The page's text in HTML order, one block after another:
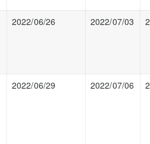
2022/06/26 2022/07/03
2022/06/29 2022/07/06